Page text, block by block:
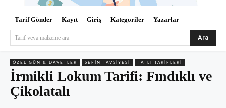
Tarif Gönder Kayıt Giriş Kategoriler Yazarlar
Tarif veya malzeme ara Ara
ÖZEL GÜN & DAVETLER ŞEFIN TAVSIYESI TATLI TARIFLERI
İrmikli Lokum Tarifi: Fındıklı ve
Çikolatalı